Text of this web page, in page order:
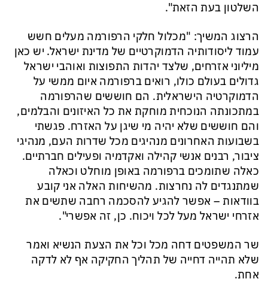
השלטון בעת הזאת".
הרצוג המשיך: "מכלול חלקי הרפורמה מעלים חשש
עמוד ליסודותיה הדמוקרטיים של מדינת ישראל. יש כאן
מיליוני אזרחים, שלצד יהדות התפוצות ואוהבי ישראל
גדולים בעולם כולו, רואים ברפורמה איום ממשי על
הדמוקרטיה הישראלית. הם חוששים שהרפורמה
במתכונתה הנוכחית מוחקת את כל האיזונים והבלמים,
והם חוששים שלא יהיה מי שיגן על האזרח. פגשתי
בשבועות האחרונים מנהיגים מכל שדרות העם, מנהיגי
ציבור, רבנים אנשי קהילה ואקדמיה ופעילים חברתיים.
כאלה שתומכים ברפורמה באופן מוחלט וכאלה
שמתנגדים לה נחרצות. מהשיחות האלה אני קובע
בוודאות – אפשר להגיע להסכמה רחבה שתשים את
אזרחי ישראל מעל לכל ויכוח. כן, זה אפשרי".
שר המשפטים דחה מכל וכל את הצעת הנשיא ואמר
שלא תהייה דחייה של תהליך החקיקה אף לא לדקה
אחת.